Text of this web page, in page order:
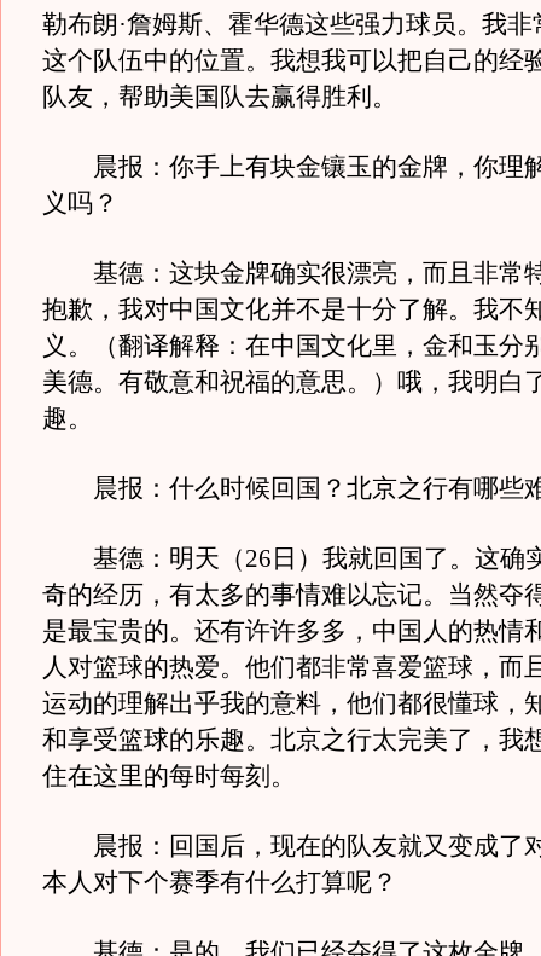
勒布朗·詹姆斯、霍华德这些强力球员。我
这个队伍中的位置。我想我可以把自己的经
队友，帮助美国队去赢得胜利。
晨报：你手上有块金镶玉的金牌，你理
义吗？
基德：这块金牌确实很漂亮，而且非常
抱歉，我对中国文化并不是十分了解。我不
义。（翻译解释：在中国文化里，金和玉分
美德。有敬意和祝福的意思。）哦，我明白
趣。
晨报：什么时候回国？北京之行有哪些
基德：明天（26日）我就回国了。这确
奇的经历，有太多的事情难以忘记。当然夺
是最宝贵的。还有许许多多，中国人的热情
人对篮球的热爱。他们都非常喜爱篮球，而
运动的理解出乎我的意料，他们都很懂球，
和享受篮球的乐趣。北京之行太完美了，我
住在这里的每时每刻。
晨报：回国后，现在的队友就又变成了
本人对下个赛季有什么打算呢？